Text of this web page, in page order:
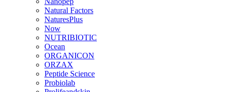
Natural Factors
NaturesPlus
Now
NUTRIBIOTIC
Ocean
ORGANICON
ORZAX
Peptide Science
Probiolab